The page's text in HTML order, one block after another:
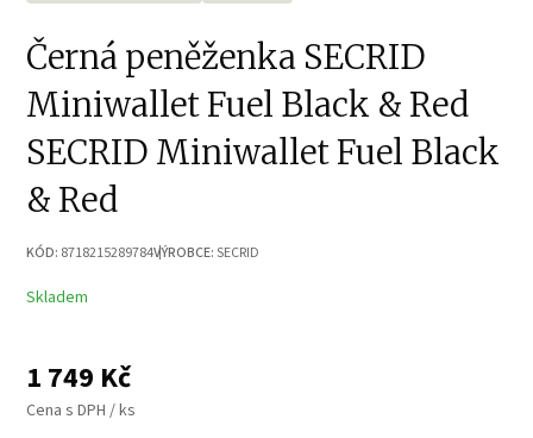
Černá peněženka SECRID
Miniwallet Fuel Black & Red
SECRID Miniwallet Fuel Black
& Red
KÓD: 8718215289784VÝROBCE: SECRID
Skladem
1 749 Kč
Cena s DPH / ks